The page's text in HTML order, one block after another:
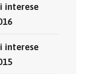
interese
interese